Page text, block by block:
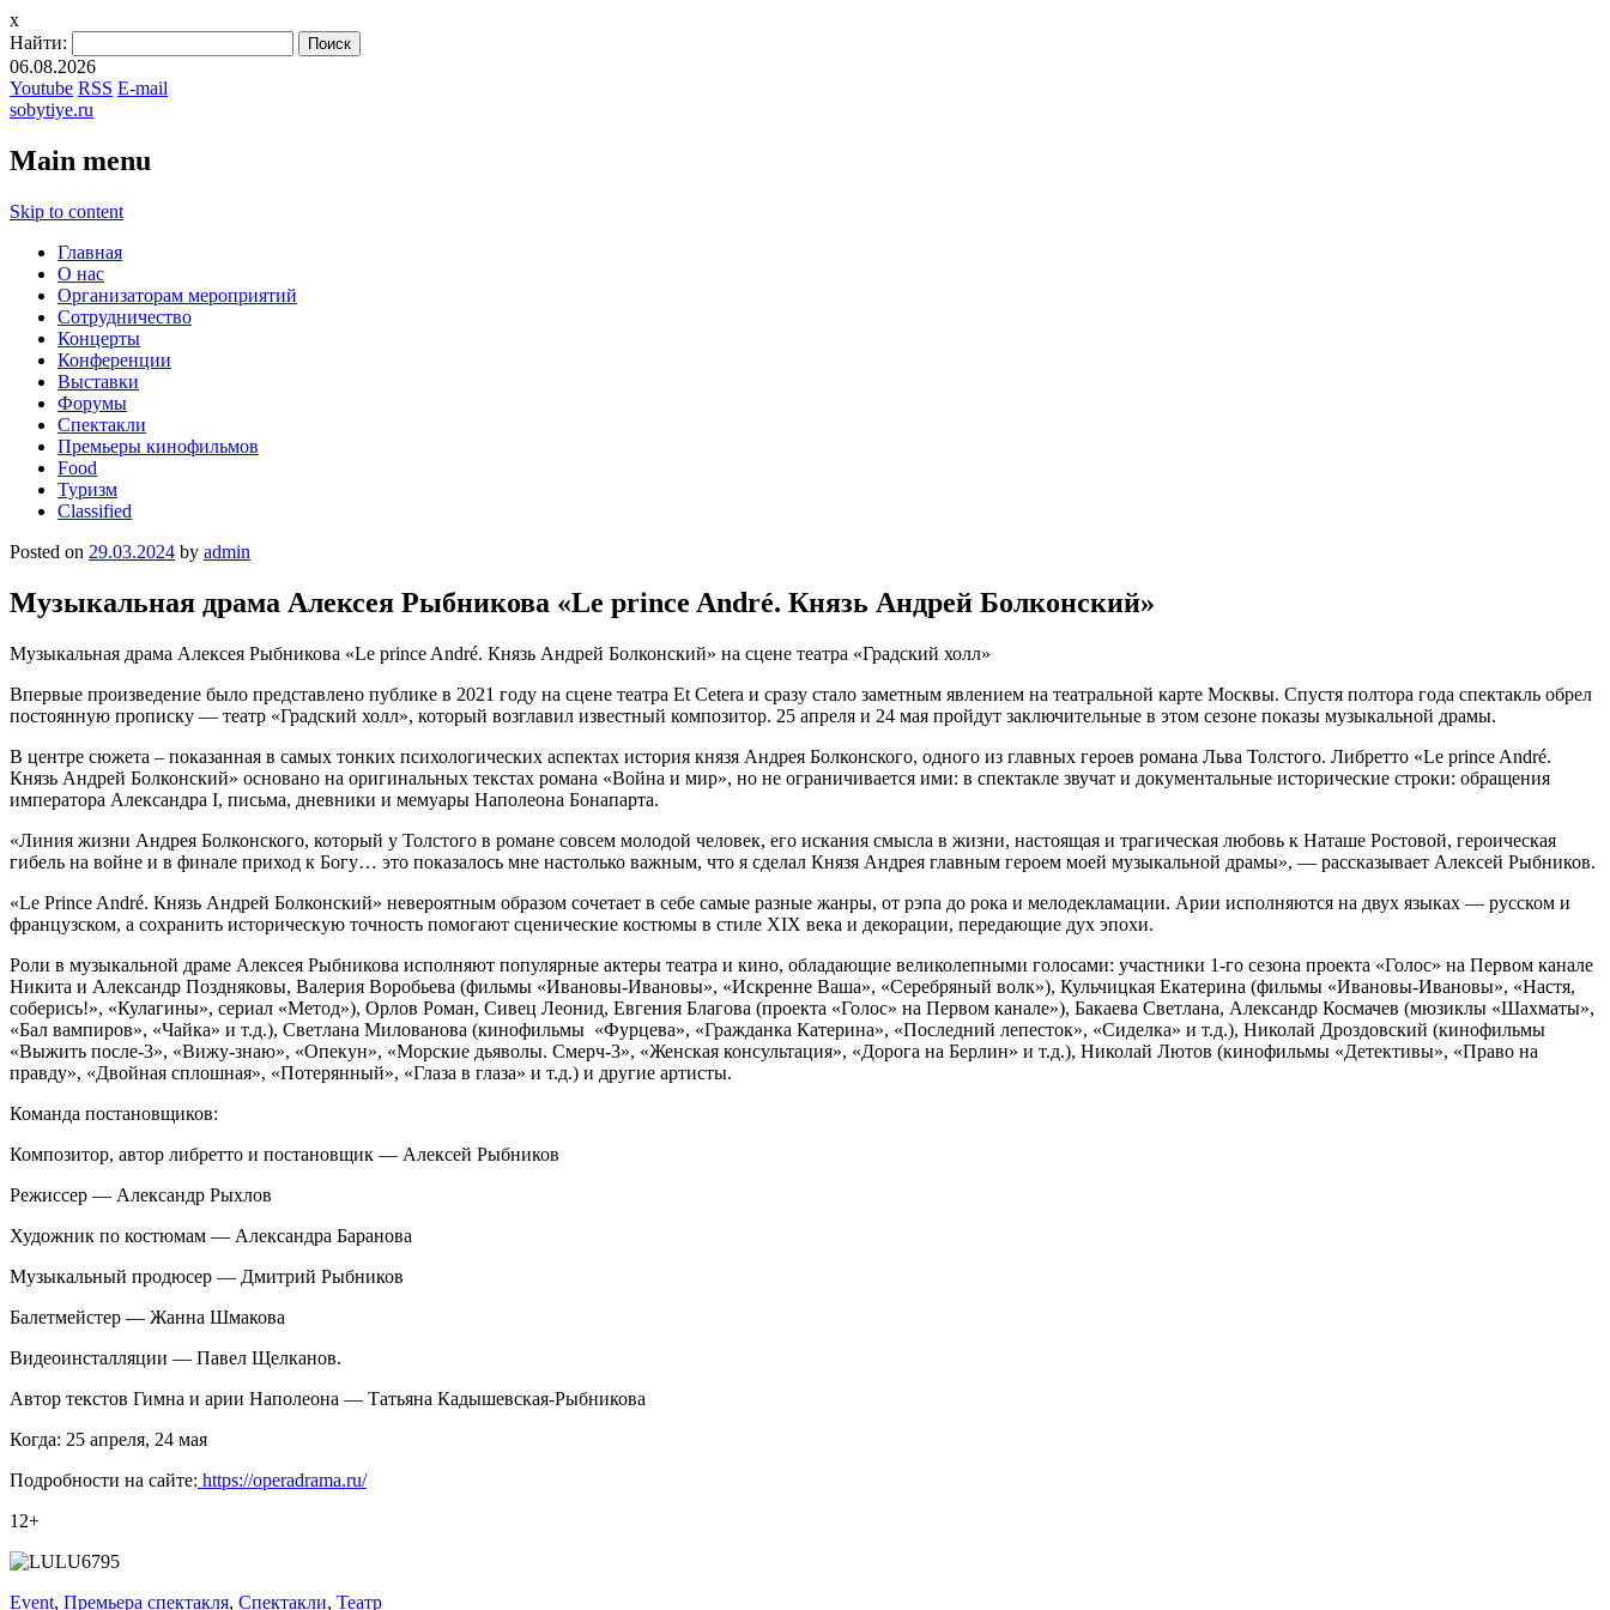
x
Найти:
06.08.2026
Youtube RSS E-mail
sobytiye.ru
Main menu
Skip to content
Главная
О нас
Организаторам мероприятий
Сотрудничество
Концерты
Конференции
Выставки
Форумы
Спектакли
Премьеры кинофильмов
Food
Туризм
Сlassified
Posted on 29.03.2024 by admin
Музыкальная драма Алексея Рыбникова «Le prince André. Князь Андрей Болконский»
Музыкальная драма Алексея Рыбникова «Le prince André. Князь Андрей Болконский» на сцене театра «Градский холл»
Впервые произведение было представлено публике в 2021 году на сцене театра Et Cetera и сразу стало заметным явлением на театральной карте Москвы. Спустя полтора года спектакль обрел
постоянную прописку — театр «Градский холл», который возглавил известный композитор. 25 апреля и 24 мая пройдут заключительные в этом сезоне показы музыкальной драмы.
В центре сюжета – показанная в самых тонких психологических аспектах история князя Андрея Болконского, одного из главных героев романа Льва Толстого. Либретто «Le prince André.
Князь Андрей Болконский» основано на оригинальных текстах романа «Война и мир», но не ограничивается ими: в спектакле звучат и документальные исторические строки: обращения
императора Александра I, письма, дневники и мемуары Наполеона Бонапарта.
«Линия жизни Андрея Болконского, который у Толстого в романе совсем молодой человек, его искания смысла в жизни, настоящая и трагическая любовь к Наташе Ростовой, героическая
гибель на войне и в финале приход к Богу… это показалось мне настолько важным, что я сделал Князя Андрея главным героем моей музыкальной драмы», — рассказывает Алексей Рыбников.
«Le Prince André. Князь Андрей Болконский» невероятным образом сочетает в себе самые разные жанры, от рэпа до рока и мелодекламации. Арии исполняются на двух языках — русском и
французском, а сохранить историческую точность помогают сценические костюмы в стиле XIX века и декорации, передающие дух эпохи.
Роли в музыкальной драме Алексея Рыбникова исполняют популярные актеры театра и кино, обладающие великолепными голосами: участники 1-го сезона проекта «Голос» на Первом канале
Никита и Александр Поздняковы, Валерия Воробьева (фильмы «Ивановы-Ивановы», «Искренне Ваша», «Серебряный волк»), Кульчицкая Екатерина (фильмы «Ивановы-Ивановы», «Настя,
соберись!», «Кулагины», сериал «Метод»), Орлов Роман, Сивец Леонид, Евгения Благова (проекта «Голос» на Первом канале»), Бакаева Светлана, Александр Космачев (мюзиклы «Шахматы»,
«Бал вампиров», «Чайка» и т.д.), Светлана Милованова (кинофильмы «Фурцева», «Гражданка Катерина», «Последний лепесток», «Сиделка» и т.д.), Николай Дроздовский (кинофильмы
«Выжить после-3», «Вижу-знаю», «Опекун», «Морские дьяволы. Смерч-3», «Женская консультация», «Дорога на Берлин» и т.д.), Николай Лютов (кинофильмы «Детективы», «Право на
правду», «Двойная сплошная», «Потерянный», «Глаза в глаза» и т.д.) и другие артисты.
Команда постановщиков:
Композитор, автор либретто и постановщик — Алексей Рыбников
Режиссер — Александр Рыхлов
Художник по костюмам — Александра Баранова
Музыкальный продюсер — Дмитрий Рыбников
Балетмейстер — Жанна Шмакова
Видеоинсталляции — Павел Щелканов.
Автор текстов Гимна и арии Наполеона — Татьяна Кадышевская-Рыбникова
Когда: 25 апреля, 24 мая
Подробности на сайте: https://operadrama.ru/
12+
Event, Премьера спектакля, Спектакли, Театр